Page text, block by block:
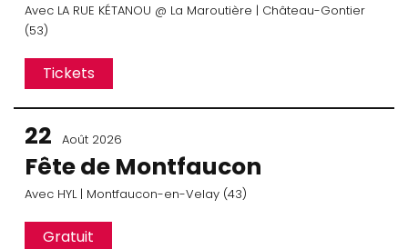
Avec LA RUE KÉTANOU @ La Maroutière | Château-Gontier
(53)
Tickets
22 Août 2026
Fête de Montfaucon
Avec HYL | Montfaucon-en-Velay (43)
Gratuit